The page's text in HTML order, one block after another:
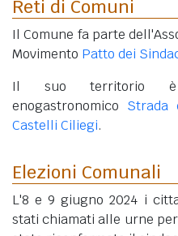
Reti di Comuni
Il Comune fa parte
Movimento Patto dei
Il suo territorio è
enogastronomico Strada
Castelli Ciliegi.
Elezioni Comunali
L'8 e 9 giugno 2024 i
stati chiamati alle urne